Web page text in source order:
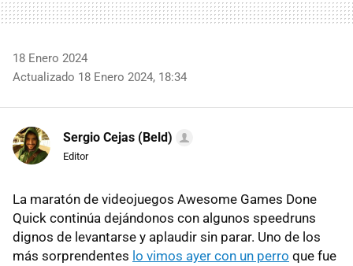
18 Enero 2024
Actualizado 18 Enero 2024, 18:34
Sergio Cejas (Beld)
Editor
La maratón de videojuegos Awesome Games Done
Quick continúa dejándonos con algunos speedruns
dignos de levantarse y aplaudir sin parar. Uno de los
más sorprendentes lo vimos ayer con un perro que fue